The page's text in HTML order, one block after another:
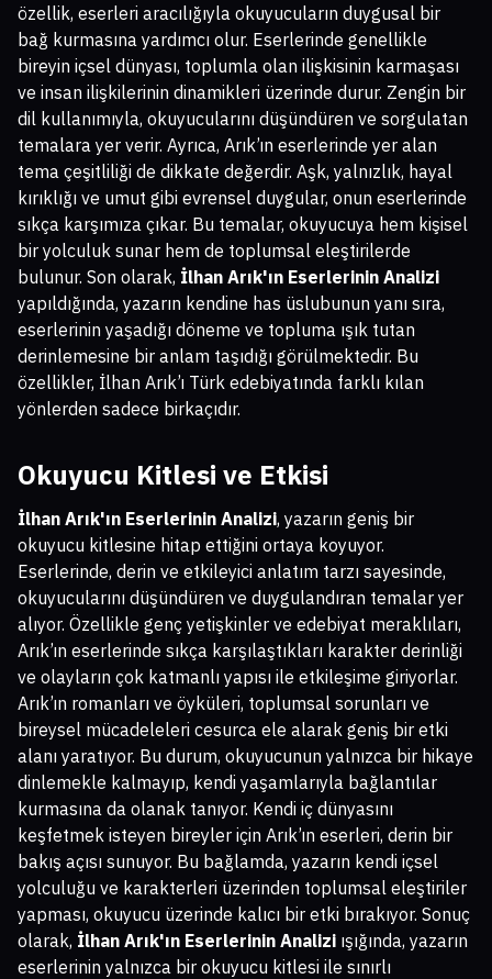
özellik, eserleri aracılığıyla okuyucuların duygusal bir
bağ kurmasına yardımcı olur. Eserlerinde genellikle
bireyin içsel dünyası, toplumla olan ilişkisinin karmaşası
ve insan ilişkilerinin dinamikleri üzerinde durur. Zengin bir
dil kullanımıyla, okuyucularını düşündüren ve sorgulatan
temalara yer verir. Ayrıca, Arık’ın eserlerinde yer alan
tema çeşitliliği de dikkate değerdir. Aşk, yalnızlık, hayal
kırıklığı ve umut gibi evrensel duygular, onun eserlerinde
sıkça karşımıza çıkar. Bu temalar, okuyucuya hem kişisel
bir yolculuk sunar hem de toplumsal eleştirilerde
bulunur. Son olarak, İlhan Arık'ın Eserlerinin Analizi
yapıldığında, yazarın kendine has üslubunun yanı sıra,
eserlerinin yaşadığı döneme ve topluma ışık tutan
derinlemesine bir anlam taşıdığı görülmektedir. Bu
özellikler, İlhan Arık’ı Türk edebiyatında farklı kılan
yönlerden sadece birkaçıdır.
Okuyucu Kitlesi ve Etkisi
İlhan Arık'ın Eserlerinin Analizi, yazarın geniş bir
okuyucu kitlesine hitap ettiğini ortaya koyuyor.
Eserlerinde, derin ve etkileyici anlatım tarzı sayesinde,
okuyucularını düşündüren ve duygulandıran temalar yer
alıyor. Özellikle genç yetişkinler ve edebiyat meraklıları,
Arık’ın eserlerinde sıkça karşılaştıkları karakter derinliği
ve olayların çok katmanlı yapısı ile etkileşime giriyorlar.
Arık’ın romanları ve öyküleri, toplumsal sorunları ve
bireysel mücadeleleri cesurca ele alarak geniş bir etki
alanı yaratıyor. Bu durum, okuyucunun yalnızca bir hikaye
dinlemekle kalmayıp, kendi yaşamlarıyla bağlantılar
kurmasına da olanak tanıyor. Kendi iç dünyasını
keşfetmek isteyen bireyler için Arık’ın eserleri, derin bir
bakış açısı sunuyor. Bu bağlamda, yazarın kendi içsel
yolculuğu ve karakterleri üzerinden toplumsal eleştiriler
yapması, okuyucu üzerinde kalıcı bir etki bırakıyor. Sonuç
olarak, İlhan Arık'ın Eserlerinin Analizi ışığında, yazarın
eserlerinin yalnızca bir okuyucu kitlesi ile sınırlı